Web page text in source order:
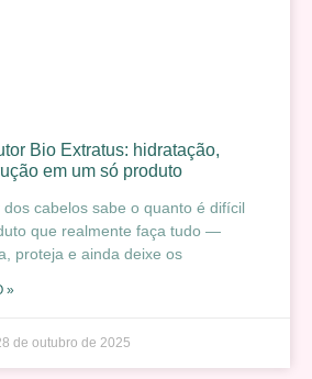
Bio Extratus: hidratação,
em um só produto
cabelos sabe o quanto é difícil
que realmente faça tudo —
proteja e ainda deixe os
»
de outubro de 2025